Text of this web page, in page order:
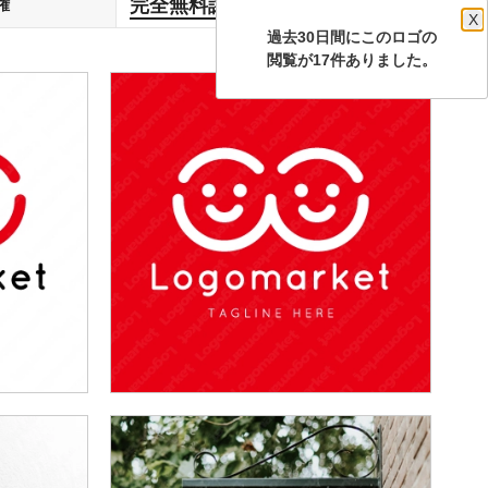
過去30日間にこのロゴの
X
閲覧が17件ありました。